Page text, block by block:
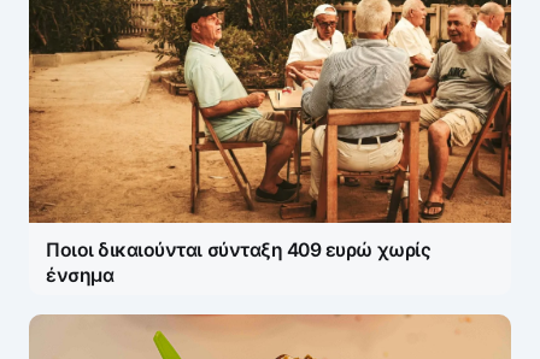
Η ηλ. διεύθυνση σας δεν δημοσιεύεται. Τα
υποχρεωτικά πεδία σημειώνονται με*
Message*
Ποιοι δικαιούνται σύνταξη 409 ευρώ χωρίς
ένσημα